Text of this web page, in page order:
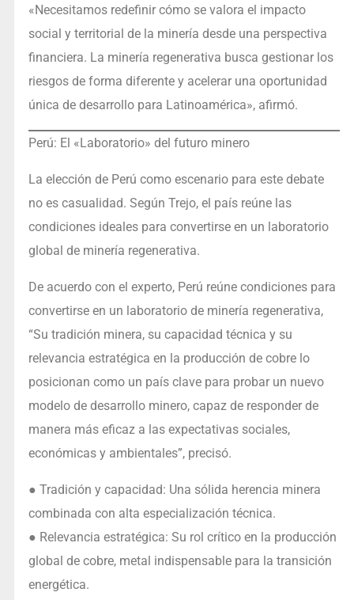
«Necesitamos redefinir cómo se valora el impacto
social y territorial de la minería desde una perspectiva
financiera. La minería regenerativa busca gestionar los
riesgos de forma diferente y acelerar una oportunidad
única de desarrollo para Latinoamérica», afirmó.
Perú: El «Laboratorio» del futuro minero
La elección de Perú como escenario para este debate
no es casualidad. Según Trejo, el país reúne las
condiciones ideales para convertirse en un laboratorio
global de minería regenerativa.
De acuerdo con el experto, Perú reúne condiciones para
convertirse en un laboratorio de minería regenerativa,
“Su tradición minera, su capacidad técnica y su
relevancia estratégica en la producción de cobre lo
posicionan como un país clave para probar un nuevo
modelo de desarrollo minero, capaz de responder de
manera más eficaz a las expectativas sociales,
económicas y ambientales”, precisó.
● Tradición y capacidad: Una sólida herencia minera
combinada con alta especialización técnica.
● Relevancia estratégica: Su rol crítico en la producción
global de cobre, metal indispensable para la transición
energética.